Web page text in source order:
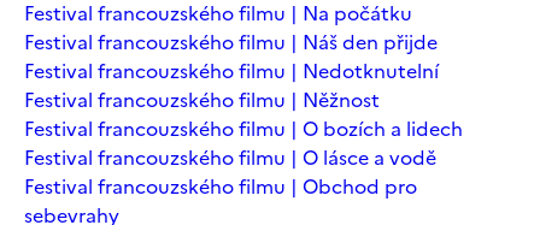
Festival francouzského filmu | Na počátku
Festival francouzského filmu | Náš den přijde
Festival francouzského filmu | Nedotknutelní
Festival francouzského filmu | Něžnost
Festival francouzského filmu | O bozích a lidech
Festival francouzského filmu | O lásce a vodě
Festival francouzského filmu | Obchod pro
sebevrahy